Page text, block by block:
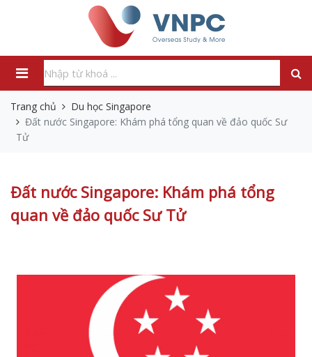
Trang chủ
Du học Singapore
Đất nước Singapore: Khám phá tổng quan về đảo quốc Sư
Tử
Đất nước Singapore: Khám phá tổng
quan về đảo quốc Sư Tử